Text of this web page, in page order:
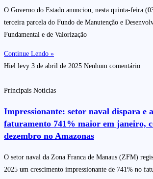
O Governo do Estado anunciou, nesta quinta-feira
terceira parcela do Fundo de Manutenção e
Fundamental e de Valorização
Continue Lendo »
Hiel levy 3 de abril de 2025 Nenhum comentário
Principais Notícias
Impressionante: setor naval dispara e
faturamento 741% maior em janeiro,
dezembro no Amazonas
O setor naval da Zona Franca de Manaus (ZFM)
2025 um crescimento impressionante de 741% no